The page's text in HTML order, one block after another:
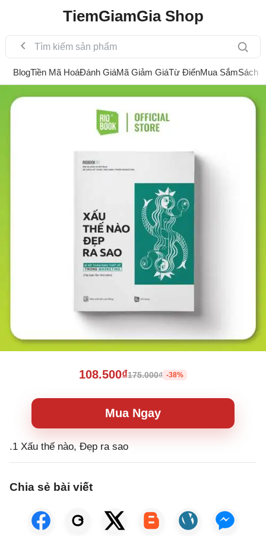
TiemGiamGia Shop
BlogTiền Mã HoáĐánh GiáMã Giảm GiáTừ ĐiểnMua SắmSách
108.500₫175.000₫ -38%
Mua Ngay
.1 Xấu thế nào, Đẹp ra sao
Chia sẻ bài viết